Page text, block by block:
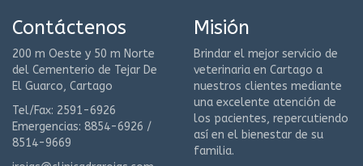
Contáctenos
200 m Oeste y 50 m Norte
del Cementerio de Tejar De
El Guarco, Cartago
Tel/Fax: 2591-6926
Emergencias: 8854-6926 /
8514-9669
Misión
Brindar el mejor servicio de
veterinaria en Cartago a
nuestros clientes mediante
una excelente atención de
los pacientes, repercutiendo
así en el bienestar de su
familia.